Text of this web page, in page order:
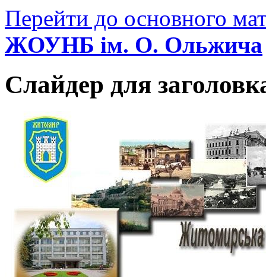
Перейти до основного
ЖОУНБ ім. О. Ольжича
Слайдер для